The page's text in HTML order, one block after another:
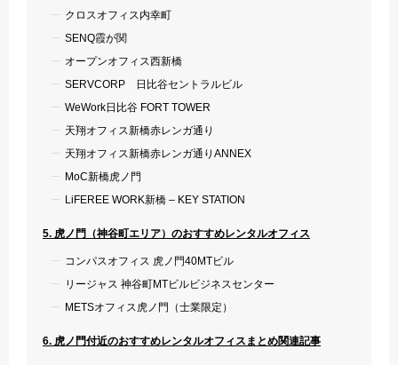
クロスオフィス内幸町
SENQ霞が関
オープンオフィス西新橋
SERVCORP 日比谷セントラルビル
WeWork日比谷 FORT TOWER
天翔オフィス新橋赤レンガ通り
天翔オフィス新橋赤レンガ通りANNEX
MoC新橋虎ノ門
LiFEREE WORK新橋 – KEY STATION
5. 虎ノ門（神谷町エリア）のおすすめレンタルオフィス
コンパスオフィス 虎ノ門40MTビル
リージャス 神谷町MTビルビジネスセンター
METSオフィス虎ノ門（士業限定）
6. 虎ノ門付近のおすすめレンタルオフィスまとめ関連記事